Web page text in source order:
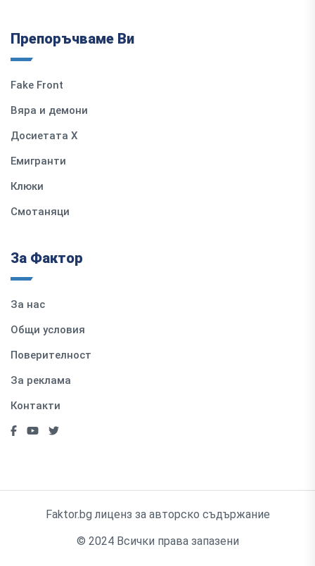
Препоръчваме Ви
Fake Front
Вяра и демони
Досиетата Х
Емигранти
Клюки
Смотаняци
За Фактор
За нас
Общи условия
Поверителност
За реклама
Контакти
Faktor.bg лиценз за авторско съдържание
© 2024 Всички права запазени